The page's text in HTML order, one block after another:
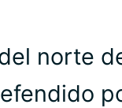
norte